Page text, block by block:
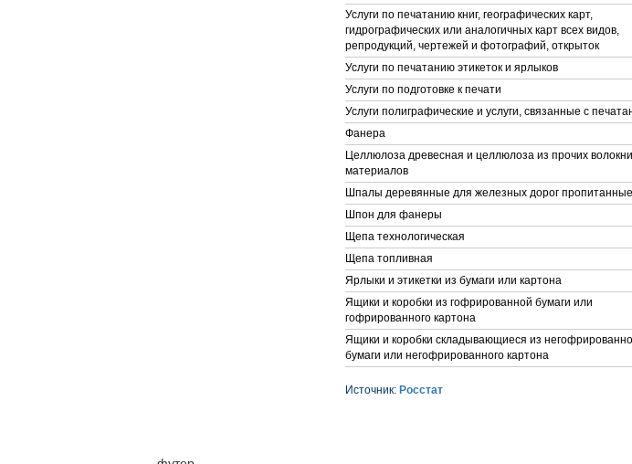
Услуги по печатанию книг, географических карт,
гидрографических или аналогичных карт всех видов,
репродукций, чертежей и фотографий, открыток
Услуги по печатанию этикеток и ярлыков
Услуги по подготовке к печати
Услуги полиграфические и услуги, связанные с
Фанера
Целлюлоза древесная и целлюлоза из прочих
материалов
Шпалы деревянные для железных дорог пропитанные
Шпон для фанеры
Щепа технологическая
Щепа топливная
Ярлыки и этикетки из бумаги или картона
Ящики и коробки из гофрированной бумаги или
гофрированного картона
Ящики и коробки складывающиеся из
бумаги или негофрированного картона
Источник: Росстат